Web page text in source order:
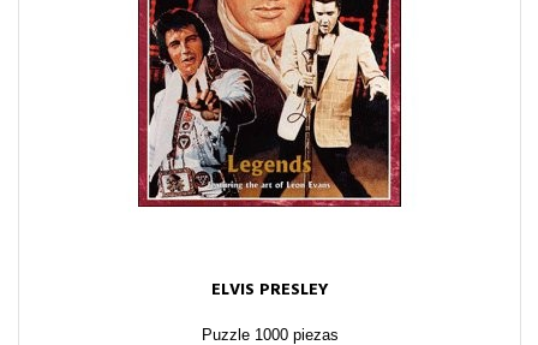
ELVIS PRESLEY
Puzzle 1000 piezas